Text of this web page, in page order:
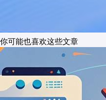
你可能也喜欢这些文章